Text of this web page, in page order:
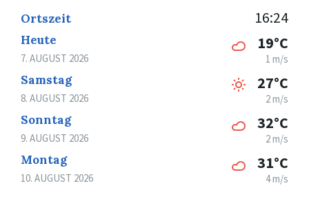
Ortszeit 16:24
Heute
7. AUGUST 2026
19°C
1 m/s
Samstag
8. AUGUST 2026
27°C
2 m/s
Sonntag
9. AUGUST 2026
32°C
2 m/s
Montag
10. AUGUST 2026
31°C
4 m/s